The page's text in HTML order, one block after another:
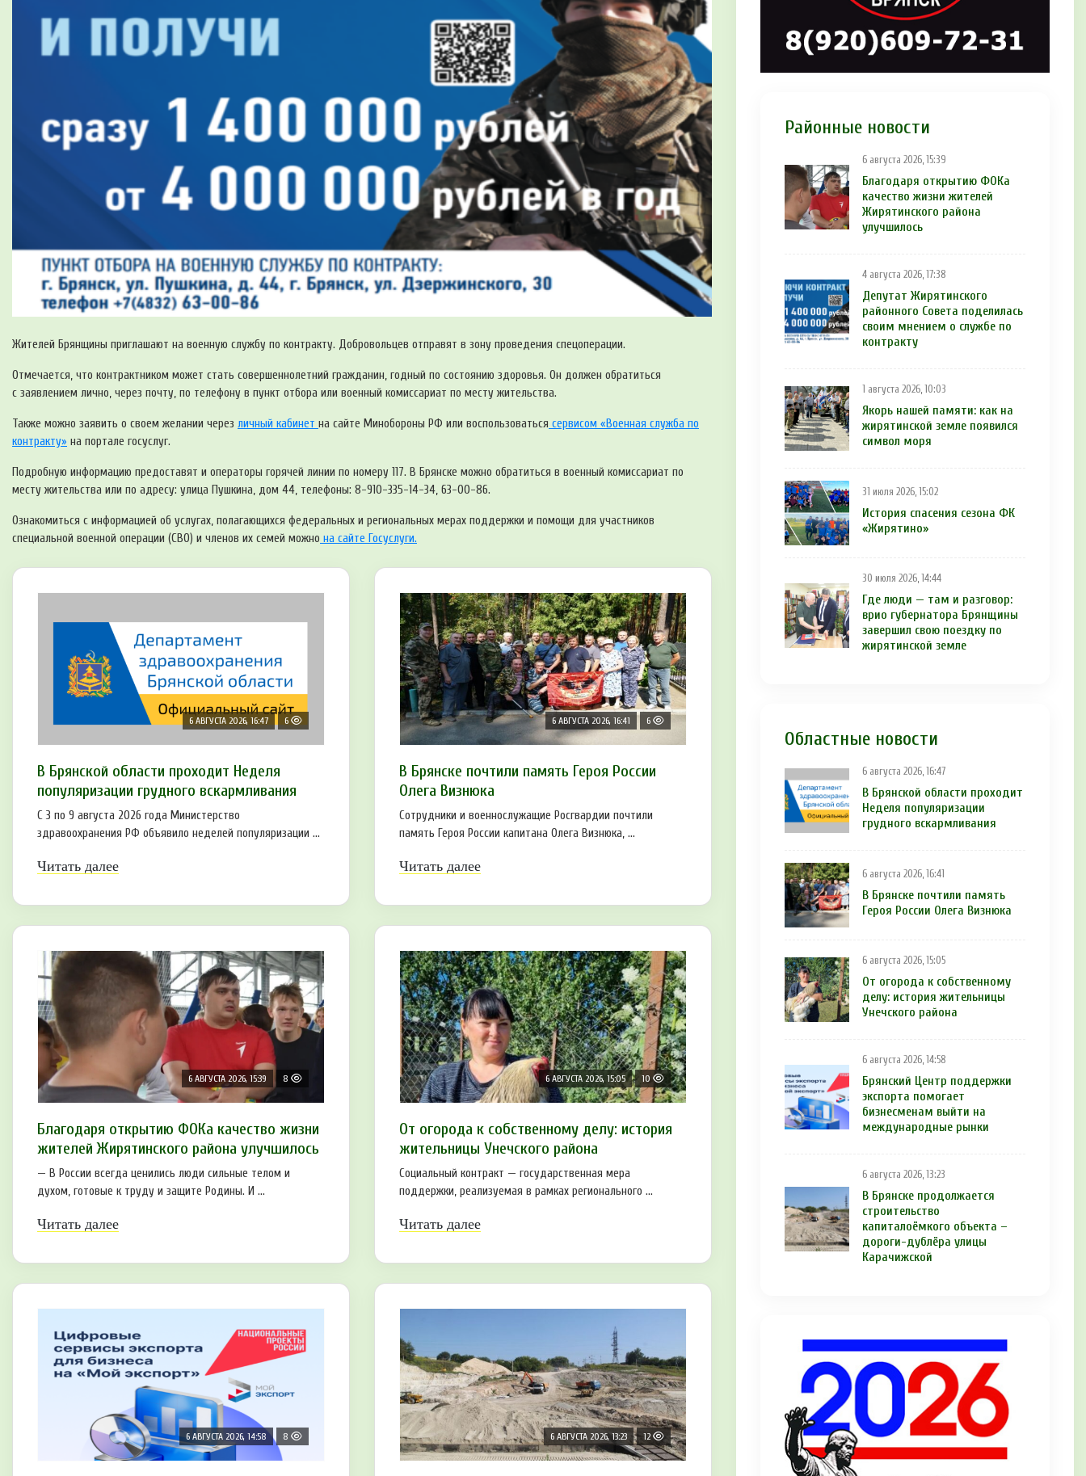
Жителей Брянщины приглашают на военную службу по контракту. Добровольцев отправят в зону проведения спецоперации.
Отмечается, что контрактником может стать совершеннолетний гражданин, годный по состоянию здоровья. Он должен обратиться
с заявлением лично, через почту, по телефону в пункт отбора или военный комиссариат по месту жительства.
Также можно заявить о своем желании через личный кабинет на сайте Минобороны РФ или воспользоваться сервисом «Военная служба по
контракту» на портале госуслуг.
Подробную информацию предоставят и операторы горячей линии по номеру 117. В Брянске можно обратиться в военный комиссариат по
месту жительства или по адресу: улица Пушкина, дом 44, телефоны: 8-910-335-14-34, 63-00-86.
Ознакомиться с информацией об услугах, полагающихся федеральных и региональных мерах поддержки и помощи для участников
специальной военной операции (СВО) и членов их семей можно на сайте Госуслуги.
6 АВГУСТА 2026, 16:47 6
В Брянской области проходит Неделя
популяризации грудного вскармливания
С 3 по 9 августа 2026 года Министерство
здравоохранения РФ объявило неделей популяризации ...
Читать далее
6 АВГУСТА 2026, 16:41 6
В Брянске почтили память Героя России
Олега Визнюка
Сотрудники и военнослужащие Росгвардии почтили
память Героя России капитана Олега Визнюка, ...
Читать далее
6 АВГУСТА 2026, 15:39 8
Благодаря открытию ФОКа качество жизни
жителей Жирятинского района улучшилось
— В России всегда ценились люди сильные телом и
духом, готовые к труду и защите Родины. И ...
Читать далее
6 АВГУСТА 2026, 15:05 10
От огорода к собственному делу: история
жительницы Унечского района
Социальный контракт — государственная мера
поддержки, реализуемая в рамках регионального ...
Читать далее
6 АВГУСТА 2026, 14:58 8 6 АВГУСТА 2026, 13:23 12
Районные новости
6 августа 2026, 15:39
Благодаря открытию ФОКа
качество жизни жителей
Жирятинского района
улучшилось
4 августа 2026, 17:38
Депутат Жирятинского
районного Совета поделилась
своим мнением о службе по
контракту
1 августа 2026, 10:03
Якорь нашей памяти: как на
жирятинской земле появился
символ моря
31 июля 2026, 15:02
История спасения сезона ФК
«Жирятино»
30 июля 2026, 14:44
Где люди — там и разговор:
врио губернатора Брянщины
завершил свою поездку по
жирятинской земле
Областные новости
6 августа 2026, 16:47
В Брянской области проходит
Неделя популяризации
грудного вскармливания
6 августа 2026, 16:41
В Брянске почтили память
Героя России Олега Визнюка
6 августа 2026, 15:05
От огорода к собственному
делу: история жительницы
Унечского района
6 августа 2026, 14:58
Брянский Центр поддержки
экспорта помогает
бизнесменам выйти на
международные рынки
6 августа 2026, 13:23
В Брянске продолжается
строительство
капиталоёмкого объекта –
дороги-дублёра улицы
Карачижской